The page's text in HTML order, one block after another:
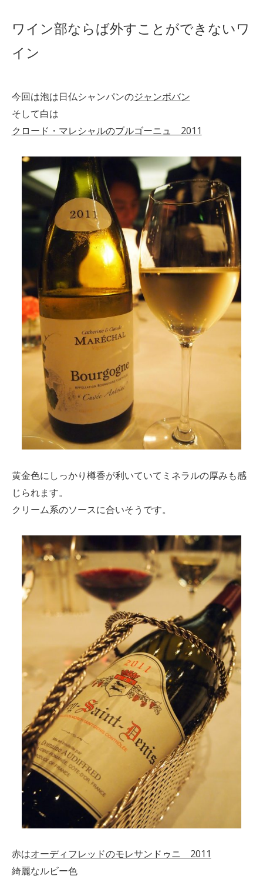
ワイン部ならば外すことができないワ
イン
今回は泡は日仏シャンパンのジャンボバン
そして白は
クロード・マレシャルのブルゴーニュ 2011
黄金色にしっかり樽香が利いていてミネラルの厚みも感
じられます。
クリーム系のソースに合いそうです。
赤はオーディフレッドのモレサンドゥニ 2011
綺麗なルビー色